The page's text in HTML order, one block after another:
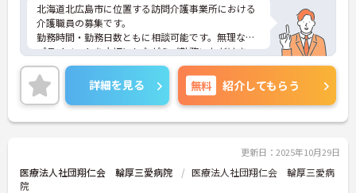
北海道北広島市に位置する訪問介護事業所における
介護職員の募集です。
勤務時間・勤務日数ともに相談可能です。無理なく
プライベートを大切にしながらご勤務いただけま
す。ご利用者に寄り添って、その方に合わせた介護
サービスの提供を行っていただける方を募集してい
ます。
ご興味のある方には、面接対策ポイントなど、さら
に詳細をご案内しますのでお気軽にご相談くださ
詳細を見る 無料 紹介してもらう
更新日：2025年10月29日
医療法人社団翔仁会 輪厚三愛病院
医療法人社団翔仁会 輪厚三愛病
院